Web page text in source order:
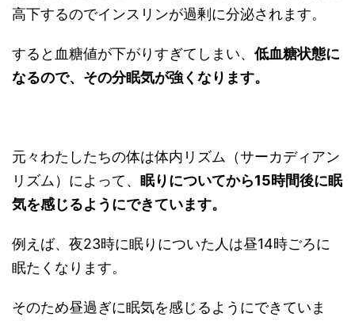
高下するのでインスリンが過剰に分泌されます。
すると血糖値が下がりすぎてしまい、 低血糖状態に
なるので、その分眠気が強くなります。
元々わたしたちの体は体内リズム（サーカディアン
リズム）によって、 眠りについてから15時間後に眠
気を感じるようにできています。
例えば、夜23時に眠りについた人は昼14時ごろに
眠たくなります。
そのため昼過ぎに眠気を感じるようにできていま